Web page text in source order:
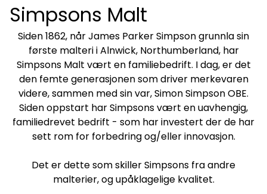
Simpsons Malt
Siden 1862, når James Parker Simpson grunnla sin
første malteri i Alnwick, Northumberland, har
Simpsons Malt vært en familiebedrift. I dag, er det
den femte generasjonen som driver merkevaren
videre, sammen med sin var, Simon Simpson OBE.
Siden oppstart har Simpsons vært en uavhengig,
familiedrevet bedrift - som har investert der de har
sett rom for forbedring og/eller innovasjon.
Det er dette som skiller Simpsons fra andre
malterier, og upåklagelige kvalitet.